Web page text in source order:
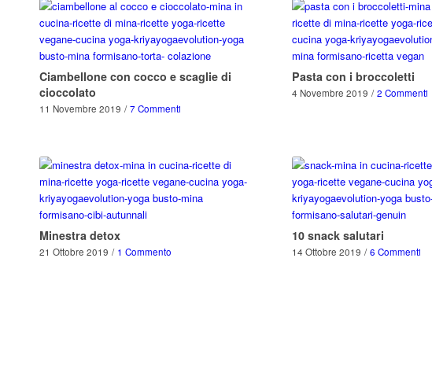
Ciambellone con cocco e scaglie di
cioccolato
11 Novembre 2019 / 7 Commenti
Pasta con i broccoletti
4 Novembre 2019 / 2 Commenti
Minestra detox
21 Ottobre 2019 / 1 Commento
10 snack salutari
14 Ottobre 2019 / 6 Commenti